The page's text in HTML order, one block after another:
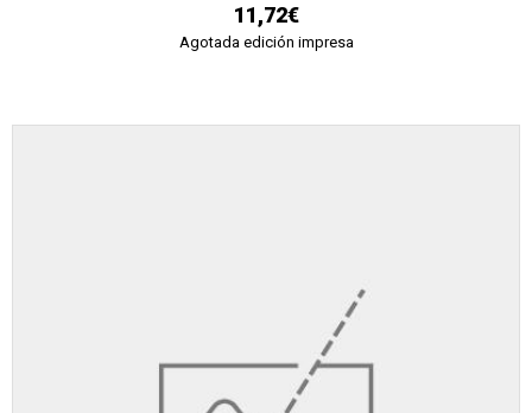
11,72€
Agotada edición impresa